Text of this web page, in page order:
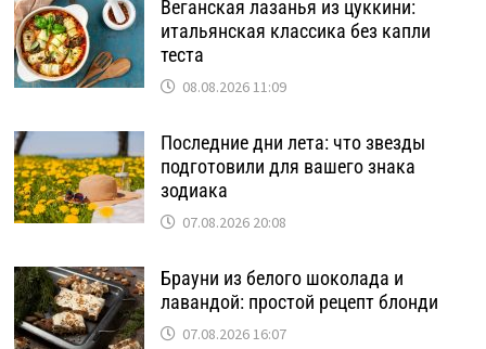
Веганская лазанья из цуккини:
итальянская классика без капли
теста
08.08.2026 11:09
Последние дни лета: что звезды
подготовили для вашего знака
зодиака
07.08.2026 20:08
Брауни из белого шоколада и
лавандой: простой рецепт блонди
07.08.2026 16:07